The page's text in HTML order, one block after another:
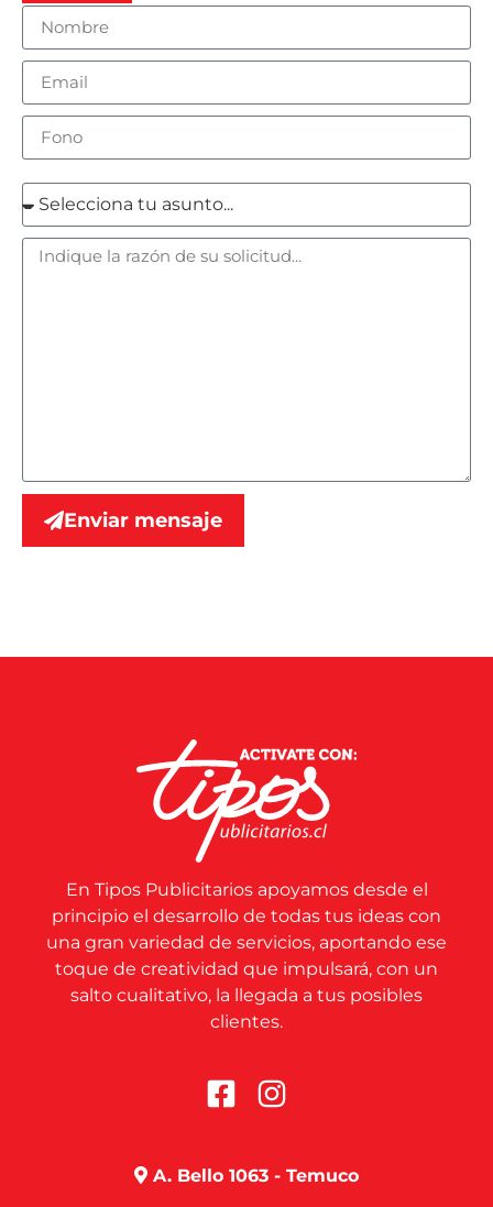
Enviar mensaje
En Tipos Publicitarios apoyamos desde el
principio el desarrollo de todas tus ideas con
una gran variedad de servicios, aportando ese
toque de creatividad que impulsará, con un
salto cualitativo, la llegada a tus posibles
clientes.
A. Bello 1063 - Temuco